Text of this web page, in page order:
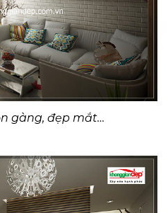
gàng, đẹp mắt…